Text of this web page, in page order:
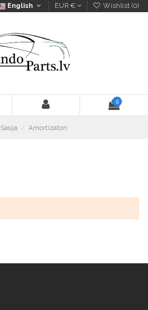
English EUR € Wishlist (0)
0
Šasija Amortizatori